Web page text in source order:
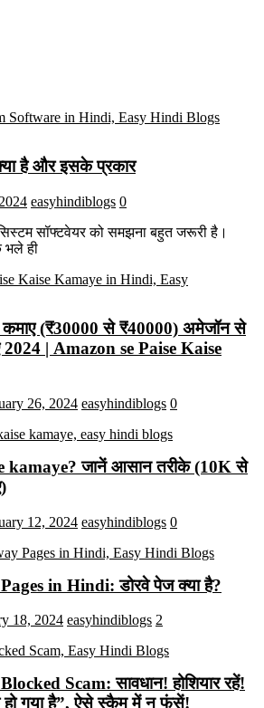
है और इसके प्रकार
easyhindiblogs 0
सॉफ्टवेयर को समझना बहुत जरूरी है।
भले ही
(₹30000 से ₹40000) अमेजॉन से
| Amazon se Paise Kaise
26, 2024 easyhindiblogs 0
kamaye? जानें आसान तरीके (10K से
12, 2024 easyhindiblogs 0
in Hindi: डोरवे पेज क्या है?
18, 2024 easyhindiblogs 2
Scam: सावधान! होशियार रहें!
गया है”, ऐसे स्कैम में न फंसें!